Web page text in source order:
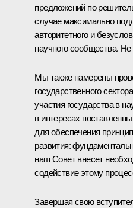
предложений по
случае максимально
авторитетного и
научного сообщества.
Мы также намерены
государственного
участия государства в
в интересах
для обеспечения
развития:
наш Совет внесет
содействие этому
Завершая свою